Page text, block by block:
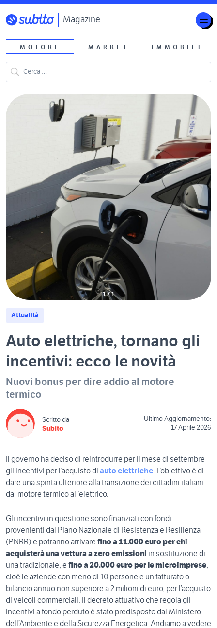
Magazine
MOTORI MARKET IMMOBILI
1 / 1
Attualità
Auto elettriche, tornano gli
incentivi: ecco le novità
Nuovi bonus per dire addio al motore
termico
Scritto da
Subito
Ultimo Aggiornamento:
17 Aprile 2026
Il governo ha deciso di reintrodurre per il mese di settembre
gli incentivi per l’acquisto di auto elettriche . L’obiettivo è di
dare una spinta ulteriore alla transizione dei cittadini italiani
dal motore termico all’elettrico.
Gli incentivi in questione sono finanziati con fondi
provenienti dal Piano Nazionale di Resistenza e Resilienza
(PNRR) e potranno arrivare fino a 11.000 euro per chi
acquisterà una vettura a zero emissioni in sostituzione di
una tradizionale, e fino a 20.000 euro per le microimprese
cioè le aziende con meno di 10 persone e un fatturato o
bilancio annuo non superiore a 2 milioni di euro, per l’acquisto
di veicoli commerciali. Il decreto attuativo che regola gli
incentivi a fondo perduto è stato predisposto dal Ministero
dell’Ambiente e della Sicurezza Energetica. Andiamo a vedere